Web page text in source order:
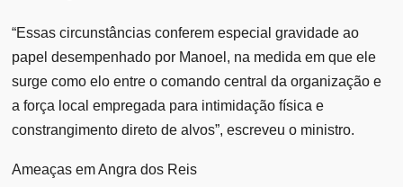
“Essas circunstâncias conferem especial gravidade ao
papel desempenhado por Manoel, na medida em que ele
surge como elo entre o comando central da organização e
a força local empregada para intimidação física e
constrangimento direto de alvos”, escreveu o ministro.
Ameaças em Angra dos Reis